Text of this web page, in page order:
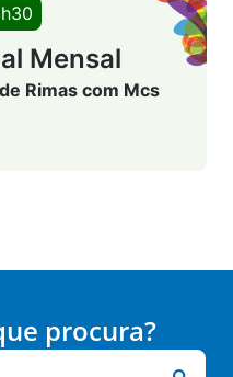
Mensal
Rimas com Mcs
procura?